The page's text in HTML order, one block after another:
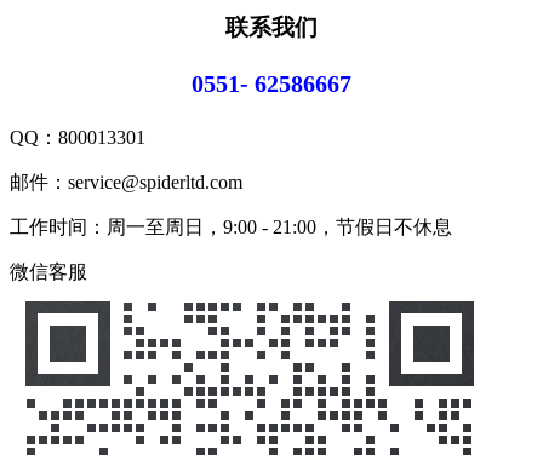
联系我们
0551- 62586667
QQ： 800013301
邮件：service@spiderltd.com
工作时间：周一至周日，9:00 - 21:00，节假日不休息
微信客服